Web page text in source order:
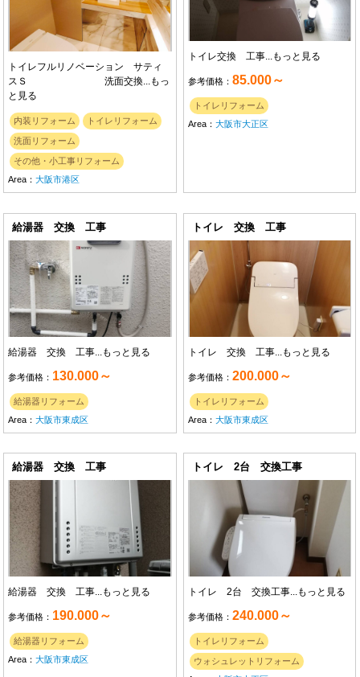
トイレフルリノベーション サティ
スＳ 洗面交換...もっ
と見る
内装リフォーム トイレリフォーム
洗面リフォーム
その他・小工事リフォーム
Area：大阪市港区
トイレ交換 工事...もっと見る
参考価格：85.000～
トイレリフォーム
Area：大阪市大正区
給湯器 交換 工事
給湯器 交換 工事... もっと見る
参考価格： 130.000～
給湯器リフォーム
Area：大阪市東成区
トイレ 交換 工事
トイレ 交換 工事... もっと見る
参考価格：200.000～
トイレリフォーム
Area：大阪市東成区
給湯器 交換 工事
給湯器 交換 工事...もっと見る
参考価格： 190.000～
給湯器リフォーム
Area：大阪市東成区
トイレ 2台 交換工事
トイレ 2台 交換工事...もっと見る
参考価格：240.000～
トイレリフォーム
ウォシュレットリフォーム